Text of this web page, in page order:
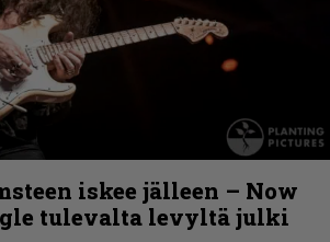
iskee jälleen – Now
tulevalta levyltä julki